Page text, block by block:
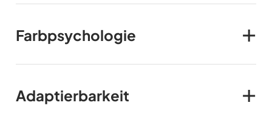
Farbpsychologie
Adaptierbarkeit